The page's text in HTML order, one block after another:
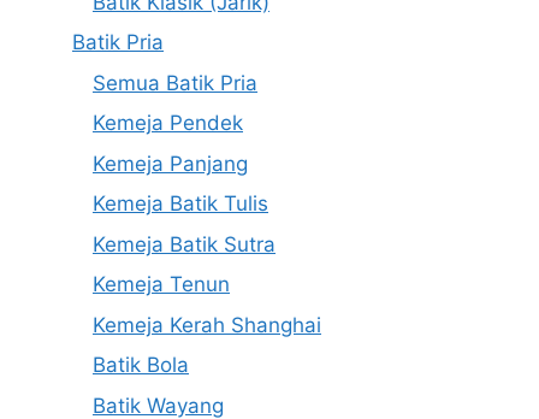
Batik Pria
Semua Batik Pria
Kemeja Pendek
Kemeja Panjang
Kemeja Batik Tulis
Kemeja Batik Sutra
Kemeja Tenun
Kemeja Kerah Shanghai
Batik Bola
Batik Wayang